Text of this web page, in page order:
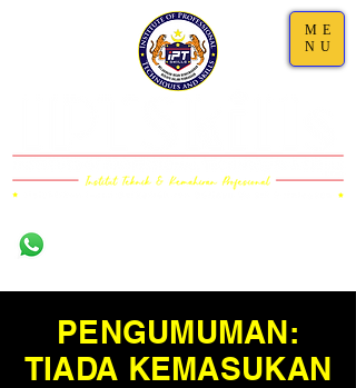
ME
NU
PENGUMUMAN:
TIADA KEMASUKAN